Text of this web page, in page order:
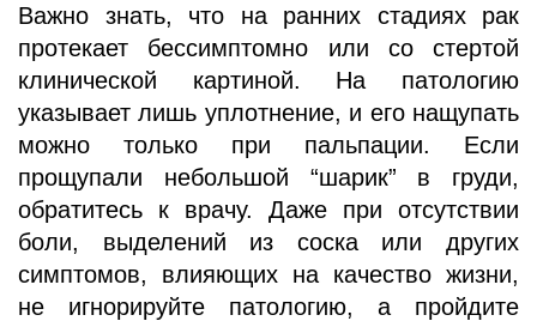
Важно знать, что на ранних стадиях рак
протекает бессимптомно или со стертой
клинической картиной. На патологию
указывает лишь уплотнение, и его нащупать
можно только при пальпации. Если
прощупали небольшой “шарик” в груди,
обратитесь к врачу. Даже при отсутствии
боли, выделений из соска или других
симптомов, влияющих на качество жизни,
не игнорируйте патологию, а пройдите